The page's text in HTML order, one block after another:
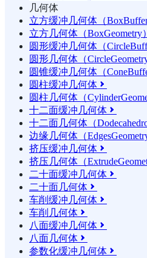
几何体
立方缓冲几何体（
立方几何体（BoxGeometry）
圆形缓冲几何体（
圆形几何体（CircleGeometry
圆锥缓冲几何体（
圆柱缓冲几何体 
圆柱几何体（
十二面缓冲几何体 
十二面几何体（
边缘几何体（EdgesGeometry
挤压缓冲几何体 
挤压几何体（
二十面缓冲几何体 
二十面几何体 
车削缓冲几何体 
车削几何体 
八面缓冲几何体 
八面几何体 
参数化缓冲几何体 